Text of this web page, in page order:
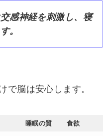
感神経を刺激し、寝
。
で脳は安心します。
睡眠の質 食欲